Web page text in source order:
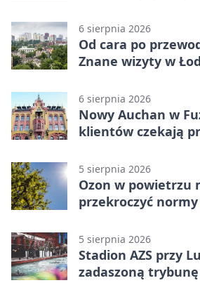
6 sierpnia 2026
Od cara po
Znane wizyty w
6 sierpnia 2026
Nowy Auchan w
klientów czekają
5 sierpnia 2026
Ozon w powietrzu
przekroczyć
5 sierpnia 2026
Stadion AZS przy
zadaszoną